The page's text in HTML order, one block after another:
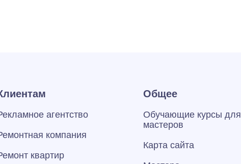
агентство
компания
квартир
Общее
Обучающие курсы для
мастеров
Карта сайта